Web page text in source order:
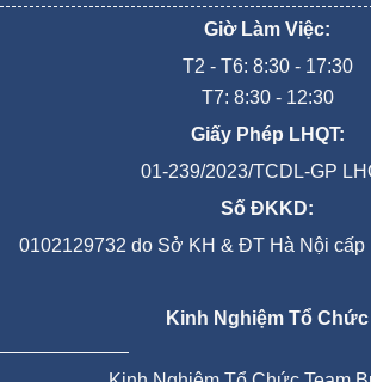
Giờ Làm Việc:
T2 - T6: 8:30 - 17:30
T7: 8:30 - 12:30
Giấy Phép LHQT:
01-239/2023/TCDL-GP
Số ĐKKD:
0102129732 do Sở KH & ĐT Hà Nội cấp
Kinh Nghiệm Tổ Chức